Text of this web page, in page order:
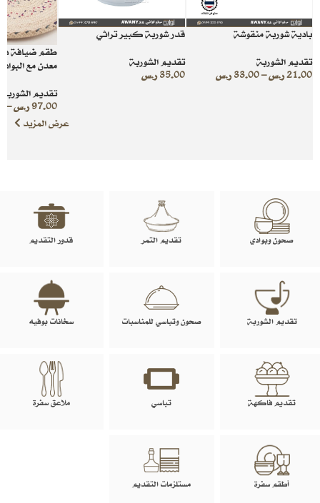
بادية شوربة منقوشة
تقديم الشوربة
21.00ر.س–
33.00ر.س
قدر شوربة كبير تراثي
تقديم الشوربة
35.00 ر.س
طقم ضيافة
معدن مع
تقديم الشوربة
97.00ر.س–
عرض المزيد
صحون وبوادي تقديم التمر قدور التقديم
تقديم الشوربة صحون وتباسي للمناسبات سخانات بوفيه
تقديم فاكهة تباسي ملاعق سفرة
أطقم سفرة مستلزمات التقديم